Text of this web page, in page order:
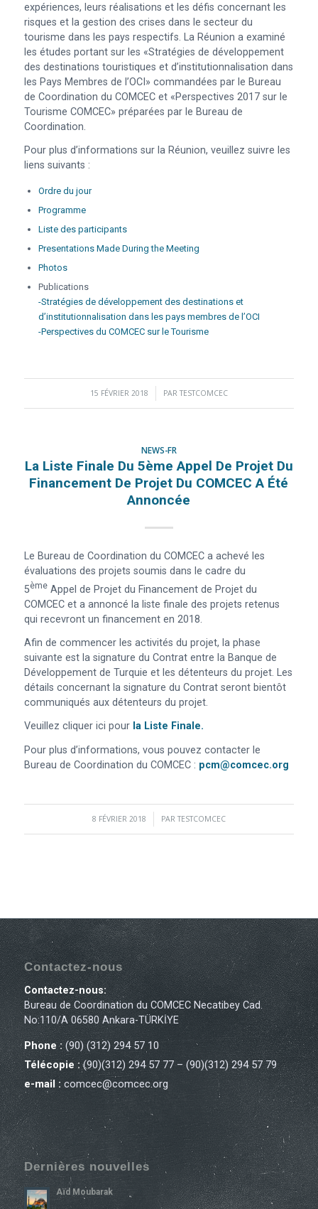
expériences, leurs réalisations et les défis concernant les
risques et la gestion des crises dans le secteur du
tourisme dans les pays respectifs. La Réunion a examiné
les études portant sur les «Stratégies de développement
des destinations touristiques et d’institutionnalisation dans
les Pays Membres de l’OCI» commandées par le Bureau
de Coordination du COMCEC et «Perspectives 2017 sur le
Tourisme COMCEC» préparées par le Bureau de
Coordination.
Pour plus d’informations sur la Réunion, veuillez suivre les
liens suivants :
Ordre du jour
Programme
Liste des participants
Presentations Made During the Meeting
Photos
Publications
-Stratégies de développement des destinations et
d’institutionnalisation dans les pays membres de l’OCI
-Perspectives du COMCEC sur le Tourisme
15 FÉVRIER 2018
/ PARTESTCOMCEC
NEWS-FR
La Liste Finale Du 5ème Appel De Projet Du
Financement De Projet Du COMCEC A Été
Annoncée
Le Bureau de Coordination du COMCEC a achevé les
évaluations des projets soumis dans le cadre du
5ÈmeAppel de Projet du Financement de Projet du
COMCEC et a annoncé la liste finale des projets retenus
qui recevront un financement en 2018.
Afin de commencer les activités du projet, la phase
suivante est la signature du Contrat entre la Banque de
Développement de Turquie et les détenteurs du projet. Les
détails concernant la signature du Contrat seront bientôt
communiqués aux détenteurs du projet.
Veuillez cliquer ici pour la Liste Finale.
Pour plus d’informations, vous pouvez contacter le
Bureau de Coordination du COMCEC : pcm@comcec.org
8 FÉVRIER 2018
/ PARTESTCOMCEC
Contactez-nous
Contactez-nous:
Bureau de Coordination du COMCEC Necatibey Cad.
No:110/A 06580 Ankara-TÜRKİYE
Phone :(90) (312) 294 57 10
Télécopie :(90)(312) 294 57 77 – (90)(312) 294 57 79
e-mail : comcec@comcec.org
Dernières nouvelles
Aïd Moubarak